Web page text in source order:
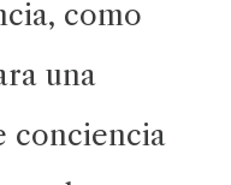
como
una
conciencia